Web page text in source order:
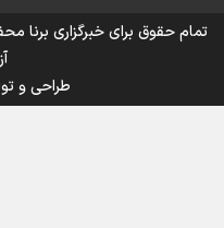
تمام حقوق برای خبرگزاری برنا
طراحی و